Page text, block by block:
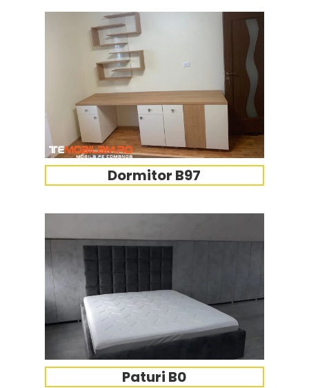
Dormitor B97
Paturi B0